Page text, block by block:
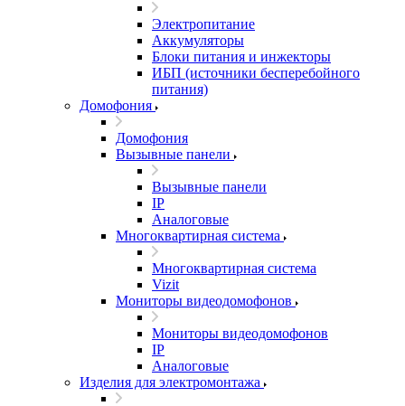
Электропитание
Аккумуляторы
Блоки питания и инжекторы
ИБП (источники бесперебойного
питания)
Домофония
Домофония
Вызывные панели
Вызывные панели
IP
Аналоговые
Многоквартирная система
Многоквартирная система
Vizit
Мониторы видеодомофонов
Мониторы видеодомофонов
IP
Аналоговые
Изделия для электромонтажа